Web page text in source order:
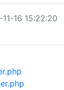
11-16 15:22:20